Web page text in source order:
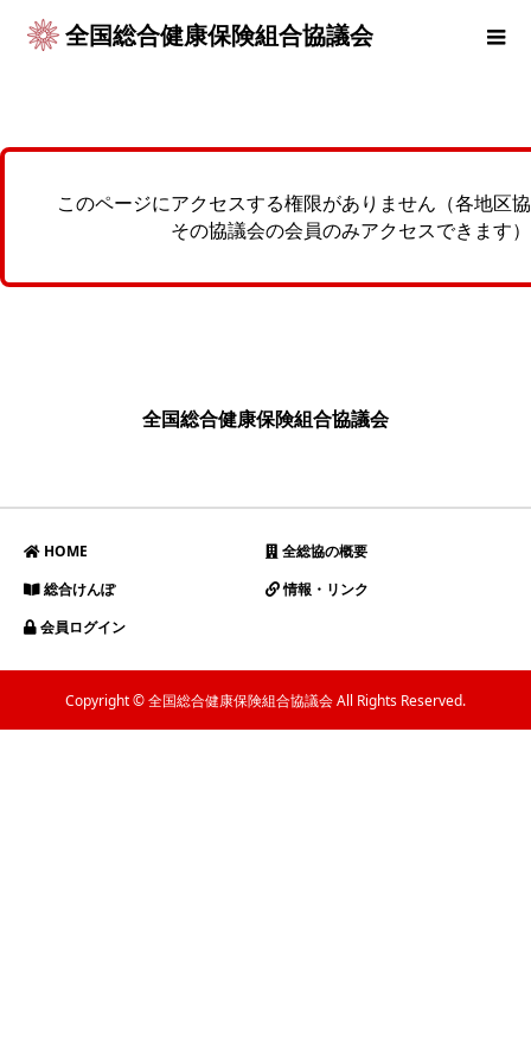
全国総合健康保険組合協議会
このページにアクセスする権限がありません（各地区
その協議会の会員のみアクセスできます
全国総合健康保険組合協議会
HOME
全総協の概要
総合けんぽ
情報・リンク
会員ログイン
Copyright © 全国総合健康保険組合協議会 All Rights Reserved.